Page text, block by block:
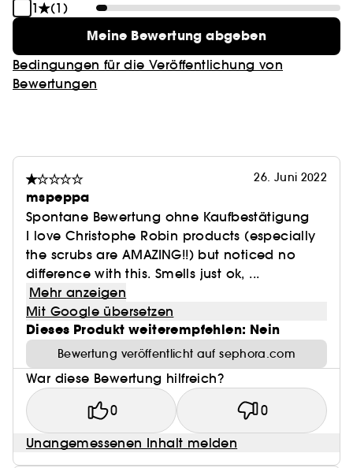
1
(1)
Meine Bewertung abgeben
Bedingungen für die Veröffentlichung von
Bewertungen
26. Juni 2022
mspeppa
Spontane Bewertung ohne Kaufbestätigung
I love Christophe Robin products (especially
the scrubs are AMAZING!!) but noticed no
difference with this. Smells just ok, ...
Mehr anzeigen
Mit Google übersetzen
Dieses Produkt weiterempfehlen: Nein
Bewertung veröffentlicht auf sephora.com
War diese Bewertung hilfreich?
0 0
Unangemessenen Inhalt melden